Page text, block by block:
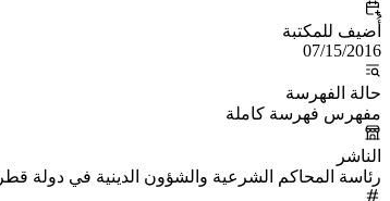
أُضيف للمكتبة
07/15/2016
حالة الفهرسة
مفهرس فهرسة كاملة
الناشر
رئاسة المحاكم الشرعية والشؤون الدينية في دولة قطر